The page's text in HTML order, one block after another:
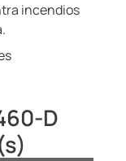
incendios
D